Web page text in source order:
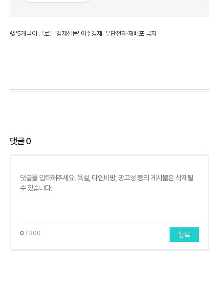
©'5개국어 글로벌 경제신문' 아주경제. 무단전재·재배포 금지
댓글0
0 / 300 등록